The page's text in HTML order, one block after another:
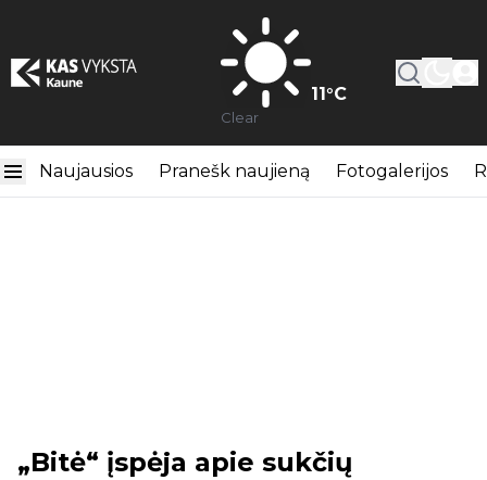
11°C
Clear
Naujausios Pranešk naujieną Fotogalerijos
„Bitė“ įspėja apie sukčių